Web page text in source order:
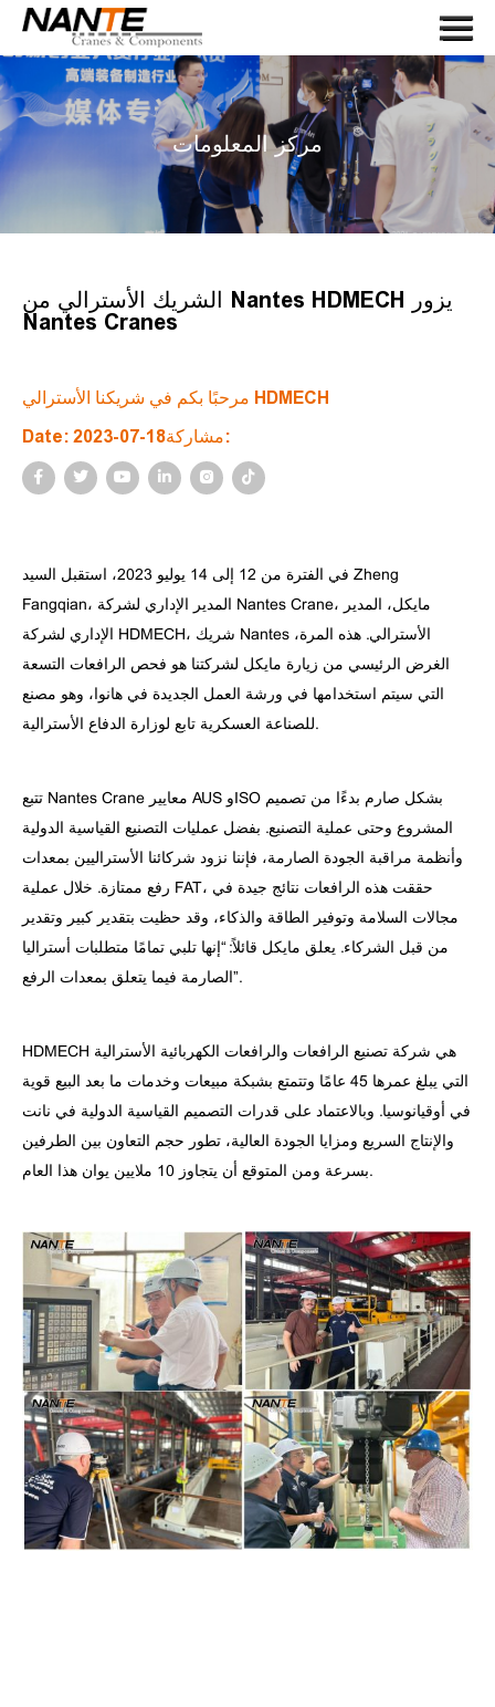
صفحة الغلاف
في ما يخصنا
مكونات الرافعة
يخدم
أخبار
بحث
مركز المعلومات
الشريك الأسترالي من Nantes HDMECH يزور
Nantes Cranes
مرحبًا بكم في شريكنا الأسترالي HDMECH
Date: 2023-07-18مشاركة:
في الفترة من 12 إلى 14 يوليو 2023، استقبل السيد Zheng
Fangqian، المدير الإداري لشركة Nantes Crane، مايكل، المدير
الإداري لشركة HDMECH، شريك Nantes الأسترالي. هذه المرة،
الغرض الرئيسي من زيارة مايكل لشركتنا هو فحص الرافعات التسعة
التي سيتم استخدامها في ورشة العمل الجديدة في هانوا، وهو مصنع
للصناعة العسكرية تابع لوزارة الدفاع الأسترالية.
تتبع Nantes Crane معايير AUS وISO بشكل صارم بدءًا من تصميم
المشروع وحتى عملية التصنيع. بفضل عمليات التصنيع القياسية الدولية
وأنظمة مراقبة الجودة الصارمة، فإننا نزود شركائنا الأستراليين بمعدات
رفع ممتازة. خلال عملية FAT، حققت هذه الرافعات نتائج جيدة في
مجالات السلامة وتوفير الطاقة والذكاء، وقد حظيت بتقدير كبير وتقدير
من قبل الشركاء. يعلق مايكل قائلاً: “إنها تلبي تمامًا متطلبات أستراليا
الصارمة فيما يتعلق بمعدات الرفع”.
HDMECH هي شركة تصنيع الرافعات والرافعات الكهربائية الأسترالية
التي يبلغ عمرها 45 عامًا وتتمتع بشبكة مبيعات وخدمات ما بعد البيع قوية
في أوقيانوسيا. وبالاعتماد على قدرات التصميم القياسية الدولية في نانت
والإنتاج السريع ومزايا الجودة العالية، تطور حجم التعاون بين الطرفين
بسرعة ومن المتوقع أن يتجاوز 10 ملايين يوان هذا العام.